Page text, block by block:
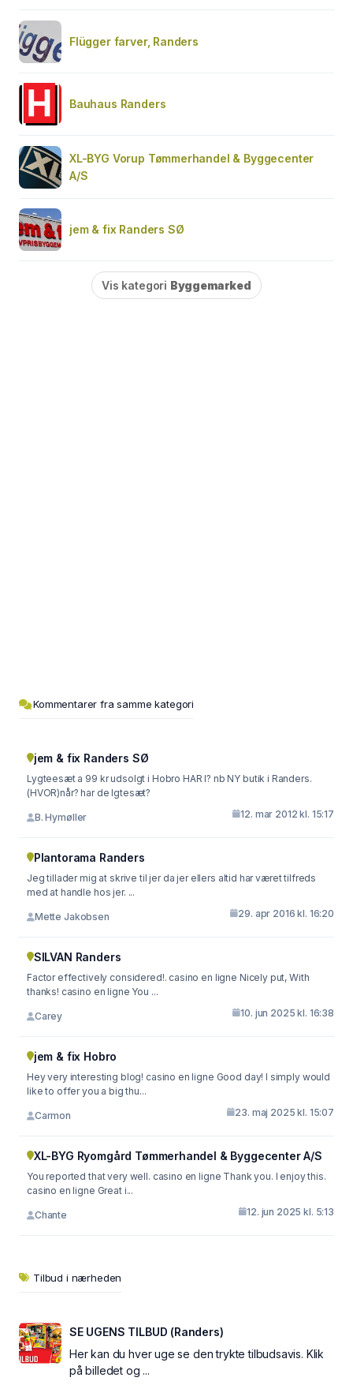
Flügger farver, Randers
Bauhaus Randers
XL-BYG Vorup Tømmerhandel & Byggecenter
A/S
jem & fix Randers SØ
Vis kategori Byggemarked
Kommentarer fra samme kategori
jem & fix Randers SØ
Lygteesæt a 99 kr udsolgt i Hobro HAR I? nb NY butik i Randers.
(HVOR)når? har de lgtesæt?
B. Hymøller 12. mar 2012 kl. 15:17
Plantorama Randers
Jeg tillader mig at skrive til jer da jer ellers altid har været tilfreds
med at handle hos jer. ...
Mette Jakobsen 29. apr 2016 kl. 16:20
SILVAN Randers
Factor effectively considered!. casino en ligne Nicely put, With
thanks! casino en ligne You ...
Carey 10. jun 2025 kl. 16:38
jem & fix Hobro
Hey very interesting blog! casino en ligne Good day! I simply would
like to offer you a big thu...
Carmon 23. maj 2025 kl. 15:07
XL-BYG Ryomgård Tømmerhandel & Byggecenter A/S
You reported that very well. casino en ligne Thank you. I enjoy this.
casino en ligne Great i...
Chante 12. jun 2025 kl. 5:13
Tilbud i nærheden
SE UGENS TILBUD (Randers)
Her kan du hver uge se den trykte tilbudsavis. Klik
på billedet og ...